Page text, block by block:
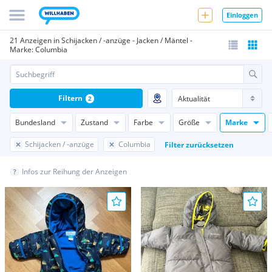
Einloggen
21 Anzeigen in Schijacken / -anzüge - Jacken / Mäntel -
Marke: Columbia
Bundesland Zustand Farbe Größe Marke
Schijacken / -anzüge Columbia Filter zurücksetzen
Filtern 2
Infos zur Reihung der Anzeigen